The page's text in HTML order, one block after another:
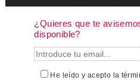
¿Quieres que te
disponible?
He leído y acepto la